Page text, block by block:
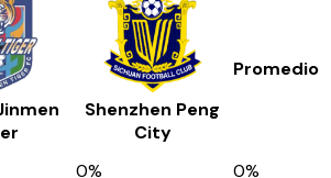
Shenzhen Peng
City
Promedio
0% 0%